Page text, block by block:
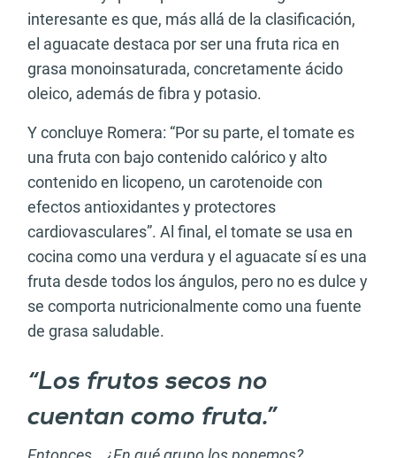
interesante es que, más allá de la clasificación,
el aguacate destaca por ser una fruta rica en
grasa monoinsaturada, concretamente ácido
oleico, además de fibra y potasio.
Y concluye Romera: “Por su parte, el tomate es
una fruta con bajo contenido calórico y alto
contenido en licopeno, un carotenoide con
efectos antioxidantes y protectores
cardiovasculares”. Al final, el tomate se usa en
cocina como una verdura y el aguacate sí es una
fruta desde todos los ángulos, pero no es dulce y
se comporta nutricionalmente como una fuente
de grasa saludable.
“Los frutos secos no
cuentan como fruta.”